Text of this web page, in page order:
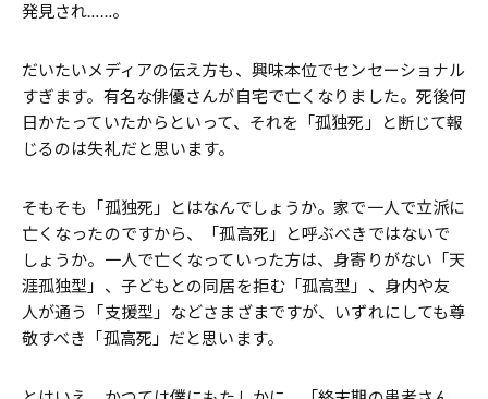
発見され……。
だいたいメディアの伝え方も、興味本位でセンセーショナル
すぎます。有名な俳優さんが自宅で亡くなりました。死後何
日かたっていたからといって、それを「孤独死」と断じて報
じるのは失礼だと思います。
そもそも「孤独死」とはなんでしょうか。家で一人で立派に
亡くなったのですから、「孤高死」と呼ぶべきではないで
しょうか。一人で亡くなっていった方は、身寄りがない「天
涯孤独型」、子どもとの同居を拒む「孤高型」、身内や友
人が通う「支援型」などさまざまですが、いずれにしても尊
敬すべき「孤高死」だと思います。